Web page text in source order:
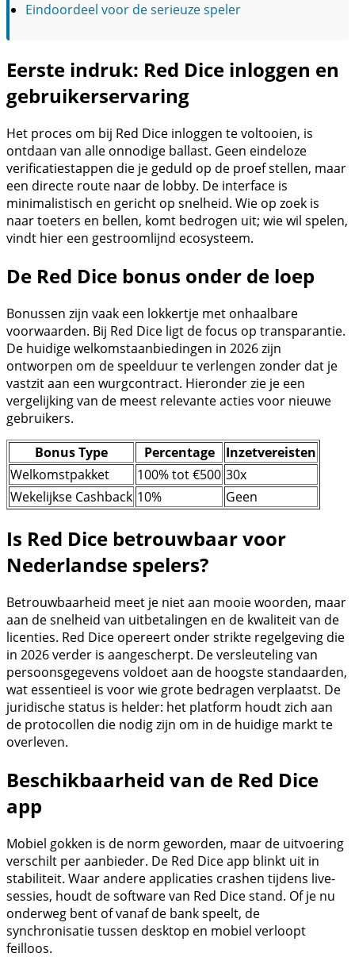
Eindoordeel voor de serieuze speler
Eerste indruk: Red Dice inloggen en
gebruikerservaring
Het proces om bij Red Dice inloggen te voltooien, is
ontdaan van alle onnodige ballast. Geen eindeloze
verificatiestappen die je geduld op de proef stellen, maar
een directe route naar de lobby. De interface is
minimalistisch en gericht op snelheid. Wie op zoek is
naar toeters en bellen, komt bedrogen uit; wie wil spelen,
vindt hier een gestroomlijnd ecosysteem.
De Red Dice bonus onder de loep
Bonussen zijn vaak een lokkertje met onhaalbare
voorwaarden. Bij Red Dice ligt de focus op transparantie.
De huidige welkomstaanbiedingen in 2026 zijn
ontworpen om de speelduur te verlengen zonder dat je
vastzit aan een wurgcontract. Hieronder zie je een
vergelijking van de meest relevante acties voor nieuwe
gebruikers.
Bonus Type
Percentage
Inzetvereisten
Welkomstpakket
100% tot €500 30x
Wekelijkse Cashback 10% Geen
Is Red Dice betrouwbaar voor
Nederlandse spelers?
Betrouwbaarheid meet je niet aan mooie woorden, maar
aan de snelheid van uitbetalingen en de kwaliteit van de
licenties. Red Dice opereert onder strikte regelgeving die
in 2026 verder is aangescherpt. De versleuteling van
persoonsgegevens voldoet aan de hoogste standaarden,
wat essentieel is voor wie grote bedragen verplaatst. De
juridische status is helder: het platform houdt zich aan
de protocollen die nodig zijn om in de huidige markt te
overleven.
Beschikbaarheid van de Red Dice
app
Mobiel gokken is de norm geworden, maar de uitvoering
verschilt per aanbieder. De Red Dice app blinkt uit in
stabiliteit. Waar andere applicaties crashen tijdens live-
sessies, houdt de software van Red Dice stand. Of je nu
onderweg bent of vanaf de bank speelt, de
synchronisatie tussen desktop en mobiel verloopt
feilloos.